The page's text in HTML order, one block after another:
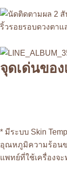
ริ้วรอยรอบดวงตา
จุดเด่นขอ
* มีระบบ Skin
อุณหภูมิความร้อนข
แพทย์ที่ใช้เครื่องจ